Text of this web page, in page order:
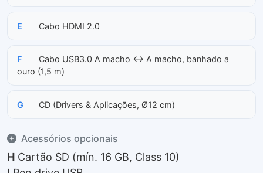
E Cabo HDMI 2.0
F
Cabo USB3.0 A macho ↔ A macho, banhado a
ouro (1,5 m)
G CD (Drivers & Aplicações, Ø12 cm)
Acessórios opcionais
H Cartão SD (mín. 16 GB, Class 10)